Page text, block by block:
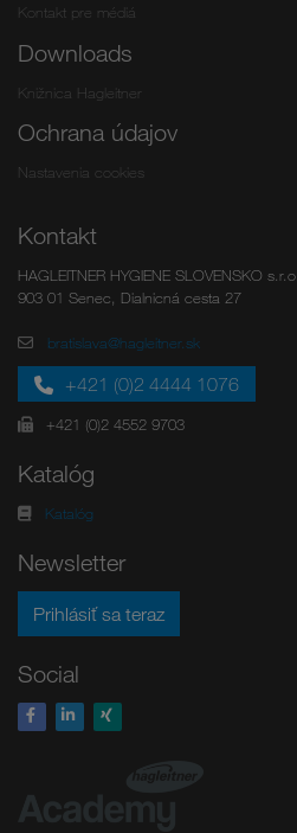
Kontakt pre médiá
Downloads
Knižnica Hagleitner
Ochrana údajov
Nastavenia cookies
Kontakt
HAGLEITNER HYGIENE SLOVENSKO s.r.o.
903 01 Senec, Dialnicná cesta 27
bratislava@hagleitner.sk
+421 (0)2 4444 1076
+421 (0)2 4552 9703
Katalóg
Katalóg
Newsletter
Prihlásiť sa teraz
Social